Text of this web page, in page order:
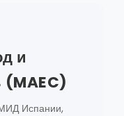
и
Испании,